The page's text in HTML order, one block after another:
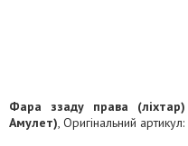
Фара ззаду права (ліхтар)
Амулет), Оригінальний артикул: